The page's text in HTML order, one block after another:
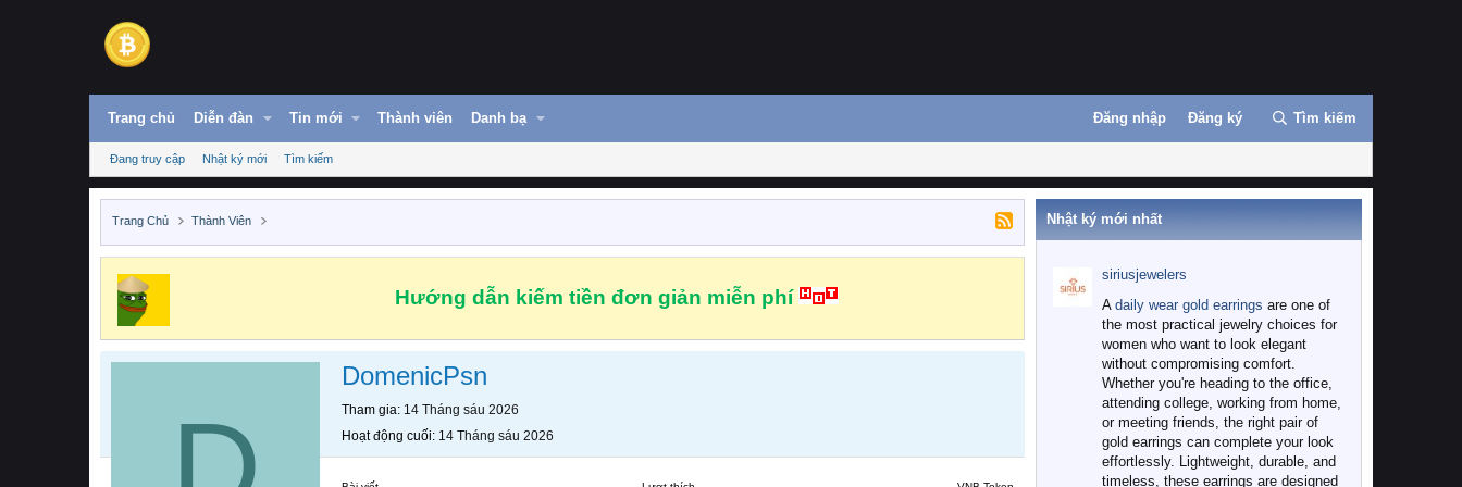
Trang chủ Diễn đàn Tin mới Thành viên Danh bạ Đăng nhập Đăng ký Tìm kiếm
Đang truy cập Nhật ký mới Tìm kiếm
Trang Chủ Thành Viên
Hướng dẫn kiếm tiền đơn giản miễn phí
DomenicPsn
Tham gia 14 Tháng sáu 2026
Hoạt động cuối 14 Tháng sáu 2026
Nhật ký mới nhất
siriusjewelers
A daily wear gold earrings are one of
the most practical jewelry choices for
women who want to look elegant
without compromising comfort.
Whether you're heading to the office,
attending college, working from home,
or meeting friends, the right pair of
gold earrings can complete your look
effortlessly. Lightweight, durable, and
timeless, these earrings are designed